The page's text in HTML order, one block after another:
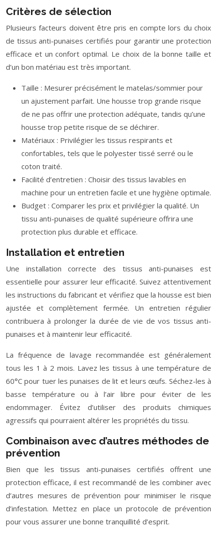
Critères de sélection
Plusieurs facteurs doivent être pris en compte lors du choix
de tissus anti-punaises certifiés pour garantir une protection
efficace et un confort optimal. Le choix de la bonne taille et
d’un bon matériau est très important.
Taille : Mesurer précisément le matelas/sommier pour
un ajustement parfait. Une housse trop grande risque
de ne pas offrir une protection adéquate, tandis qu’une
housse trop petite risque de se déchirer.
Matériaux : Privilégier les tissus respirants et
confortables, tels que le polyester tissé serré ou le
coton traité.
Facilité d’entretien : Choisir des tissus lavables en
machine pour un entretien facile et une hygiène optimale.
Budget : Comparer les prix et privilégier la qualité. Un
tissu anti-punaises de qualité supérieure offrira une
protection plus durable et efficace.
Installation et entretien
Une installation correcte des tissus anti-punaises est
essentielle pour assurer leur efficacité. Suivez attentivement
les instructions du fabricant et vérifiez que la housse est bien
ajustée et complètement fermée. Un entretien régulier
contribuera à prolonger la durée de vie de vos tissus anti-
punaises et à maintenir leur efficacité.
La fréquence de lavage recommandée est généralement
tous les 1 à 2 mois. Lavez les tissus à une température de
60°C pour tuer les punaises de lit et leurs œufs. Séchez-les à
basse température ou à l’air libre pour éviter de les
endommager. Évitez d’utiliser des produits chimiques
agressifs qui pourraient altérer les propriétés du tissu.
Combinaison avec d’autres méthodes de
prévention
Bien que les tissus anti-punaises certifiés offrent une
protection efficace, il est recommandé de les combiner avec
d’autres mesures de prévention pour minimiser le risque
d’infestation. Mettez en place un protocole de prévention
pour vous assurer une bonne tranquillité d’esprit.